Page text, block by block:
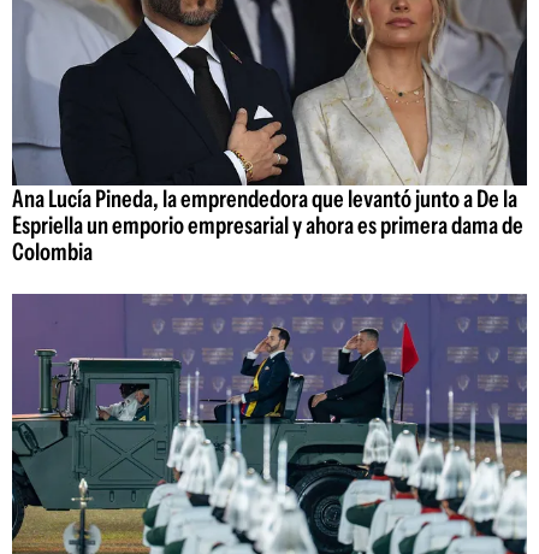
Ana Lucía Pineda, la emprendedora que levantó junto a De la
Espriella un emporio empresarial y ahora es primera dama de
Colombia